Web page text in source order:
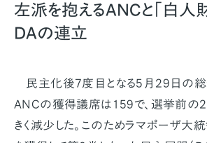
左派を抱えるANCと「白人財
DAの連立
民主化後7度目となる5月29日の総
ANCの獲得議席は159で、選挙前の
きく減少した。このためラマポーザ大